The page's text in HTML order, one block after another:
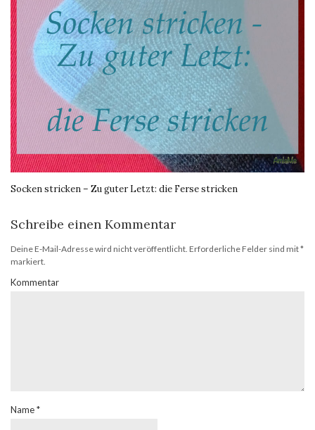
Socken stricken – Zu guter Letzt: die Ferse stricken
Schreibe einen Kommentar
Deine E-Mail-Adresse wird nicht veröffentlicht. Erforderliche Felder sind mit*
markiert.
Kommentar
Name*